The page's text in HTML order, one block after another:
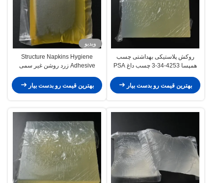
روکش پلاستیکی بهداشتی چسب
همپسا 4253-34-3 چسب داغ PSA
بهترین قیمت رو بدست بیار
ویدیو
Structure Napkins Hygiene
Adhesive زرد روشن غیر سمی
بهترین قیمت رو بدست بیار